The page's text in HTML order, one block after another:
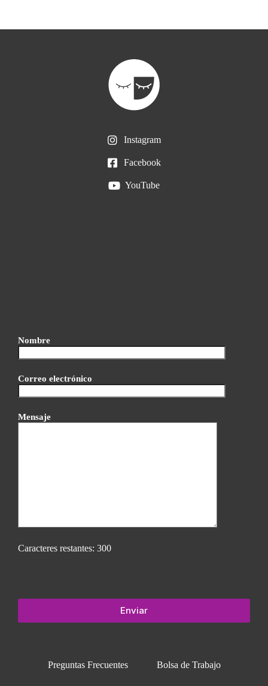
Instagram
Facebook
YouTube
Nombre
Correo electrónico
Mensaje
Caracteres restantes: 300
Preguntas Frecuentes Bolsa de Trabajo